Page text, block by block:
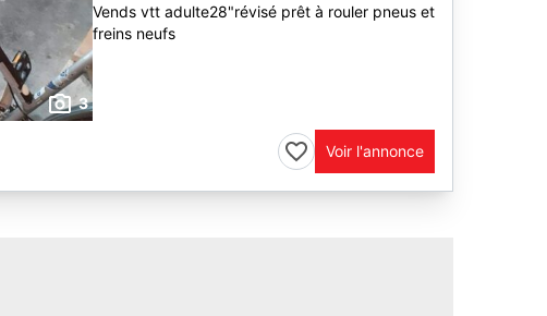
3
Vends vtt adulte28"révisé prêt à rouler pneus et
freins neufs
Voir l'annonce